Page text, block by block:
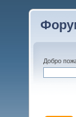
Добро